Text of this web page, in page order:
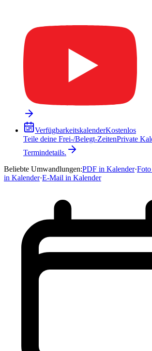
VerfügbarkeitskalenderKostenlos
Teile deine Frei-/Belegt-ZeitenPrivate
Termindetails.
Beliebte Umwandlungen:PDF in Kalender·
in Kalender·E-Mail in Kalender